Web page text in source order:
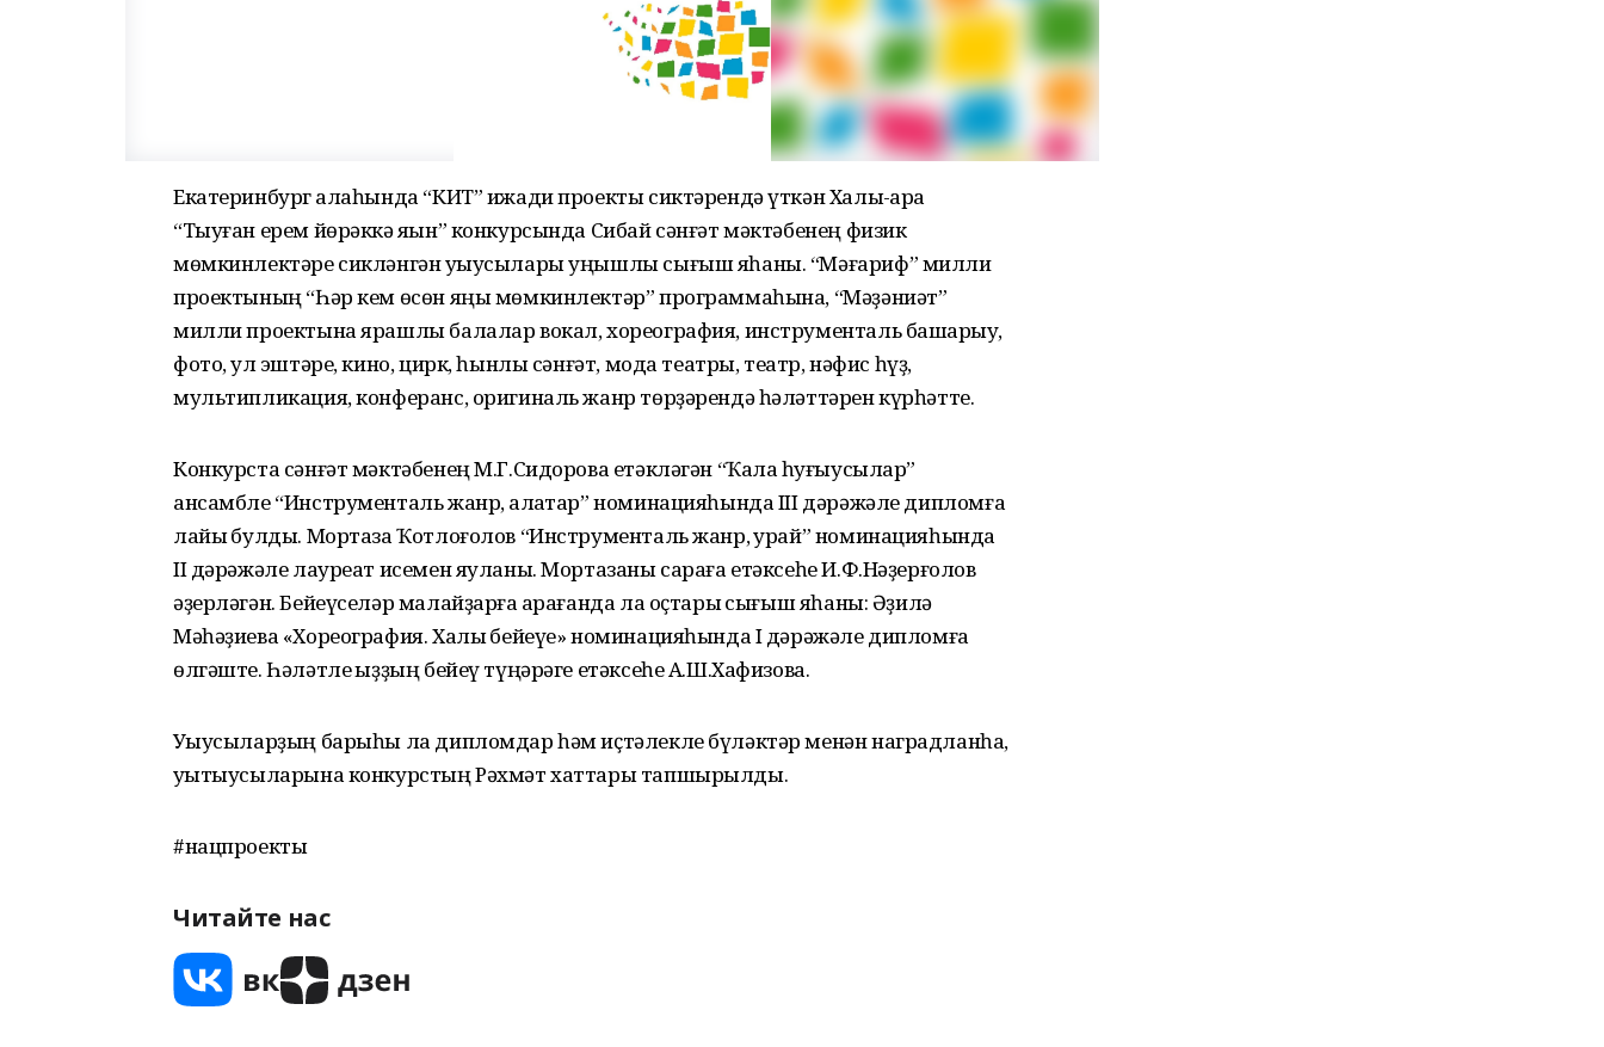
Екатеринбург ҡалаһында “КИТ” ижади проекты сиктәрендә үткән Халыҡ-ара
“Тыуған ерем йөрәккә яҡын” конкурсында Сибай сәнғәт мәктәбенең физик
мөмкинлектәре сикләнгән уҡыусылары уңышлы сығыш яһаны. “Мәғариф” милли
проектының “Һәр кем өсөн яңы мөмкинлектәр” программаһына, “Мәҙәниәт”
милли проектына ярашлы балалар вокал, хореография, инструменталь башҡарыу,
фото, ҡул эштәре, кино, цирк, һынлы сәнғәт, мода театры, театр, нәфис һүҙ,
мультипликация, конферанс, оригиналь жанр төрҙәрендә һәләттәрен күрһәтте.
Конкурста сәнғәт мәктәбенең М.Г.Сидорова етәкләгән “Ҡалаҡ һуғыусылар”
ансамбле “Инструменталь жанр, ҡалаҡтар” номинацияһында III дәрәжәле дипломға
лайыҡ булды. Мортаза Ҡотлоғолов “Инструменталь жанр, ҡурай” номинацияһында
II дәрәжәле лауреат исемен яуланы. Мортазаны сараға етәксеһе И.Ф.Нәҙерғолов
әҙерләгән. Бейеүселәр малайҙарға ҡарағанда ла оҫтарыҡ сығыш яһаны: Әҙилә
Мәһәҙиева «Хореография. Халыҡ бейеүе» номинацияһында I дәрәжәле дипломға
өлгәште. Һәләтле ҡыҙҙың бейеү түңәрәге етәксеһе А.Ш.Хафизова.
Уҡыусыларҙың барыһы ла дипломдар һәм иҫтәлекле бүләктәр менән наградланһа,
уҡытыусыларына конкурстың Рәхмәт хаттары тапшырылды.
#нацпроекты
Читайте нас